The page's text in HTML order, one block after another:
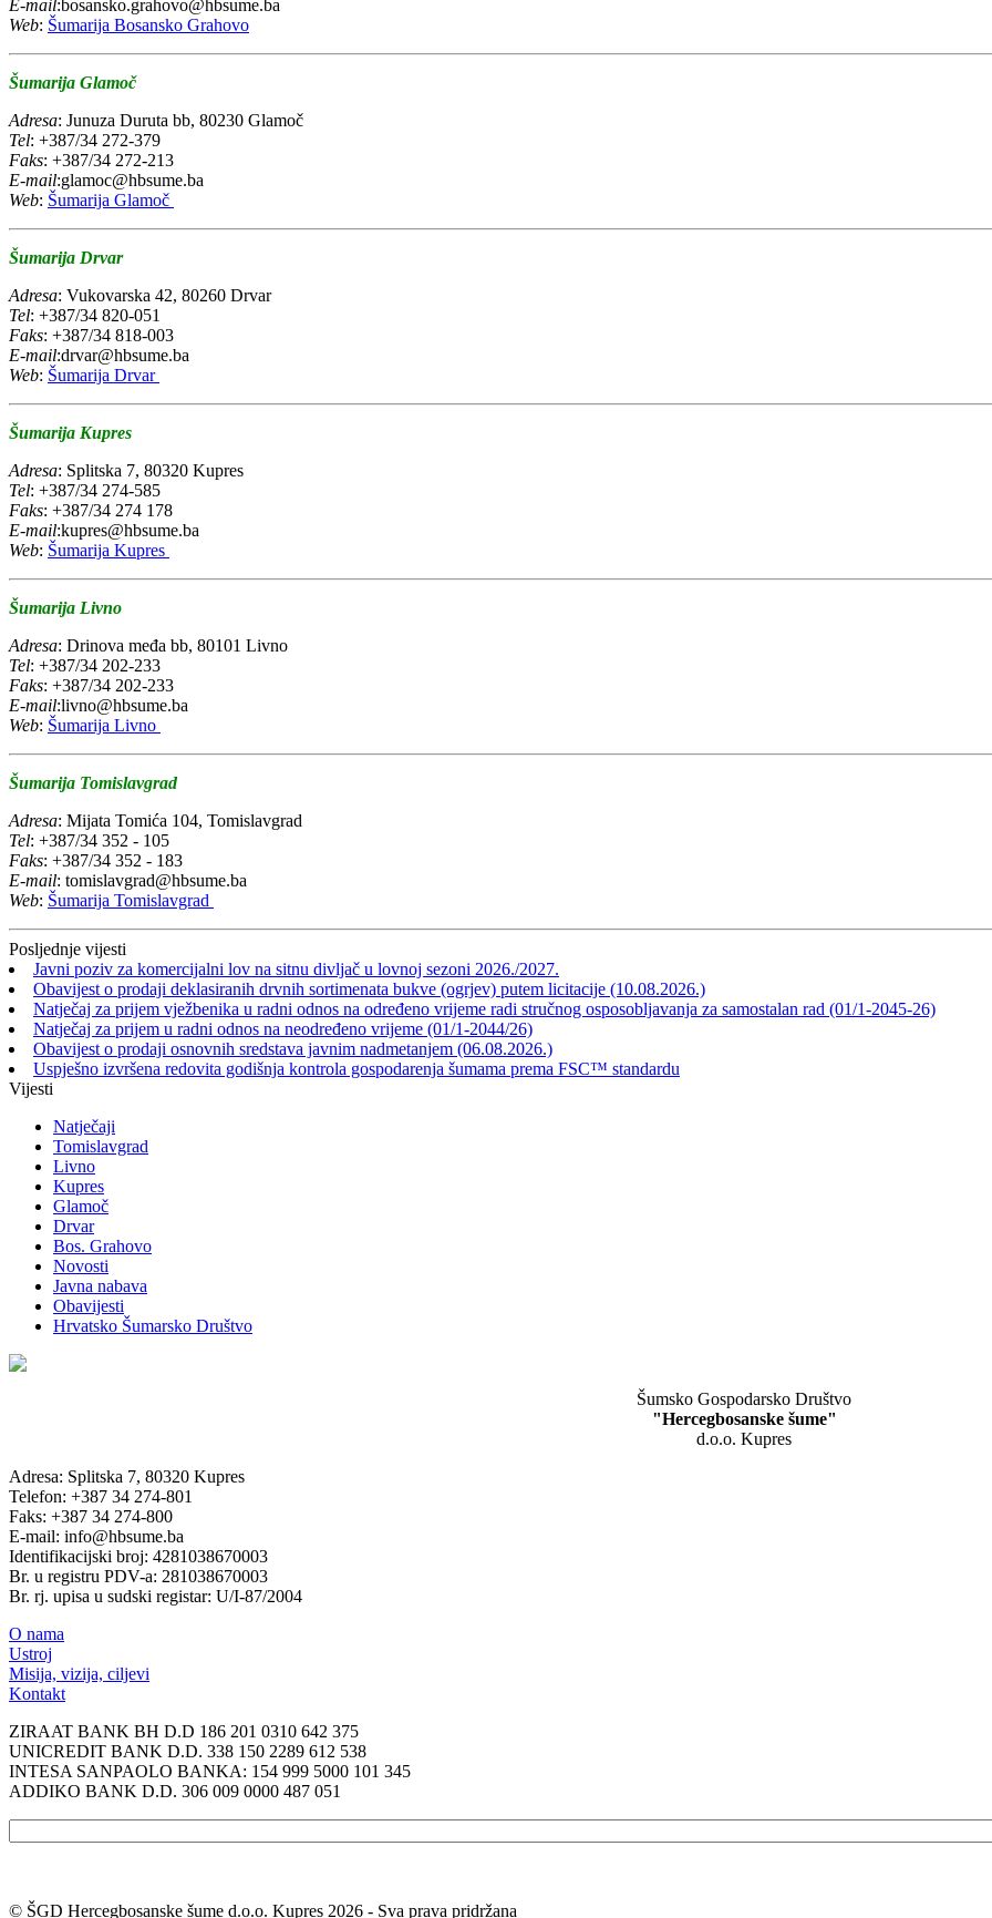
E-mail:bosansko.grahovo@hbsume.ba
Web: Šumarija Bosansko Grahovo
Šumarija Glamoč
Adresa: Junuza Duruta bb, 80230 Glamoč
Tel: +387/34 272-379
Faks: +387/34 272-213
E-mail:glamoc@hbsume.ba
Web: Šumarija Glamoč
Šumarija Drvar
Adresa: Vukovarska 42, 80260 Drvar
Tel: +387/34 820-051
Faks: +387/34 818-003
E-mail:drvar@hbsume.ba
Web: Šumarija Drvar
Šumarija Kupres
Adresa: Splitska 7, 80320 Kupres
Tel: +387/34 274-585
Faks: +387/34 274 178
E-mail:kupres@hbsume.ba
Web: Šumarija Kupres
Šumarija Livno
Adresa: Drinova međa bb, 80101 Livno
Tel: +387/34 202-233
Faks: +387/34 202-233
E-mail:livno@hbsume.ba
Web: Šumarija Livno
Šumarija Tomislavgrad
Adresa: Mijata Tomića 104, Tomislavgrad
Tel: +387/34 352 - 105
Faks: +387/34 352 - 183
E-mail: tomislavgrad@hbsume.ba
Web: Šumarija Tomislavgrad
Posljednje vijesti
Javni poziv za komercijalni lov na sitnu divljač u lovnoj sezoni 2026./2027.
Obavijest o prodaji deklasiranih drvnih sortimenata bukve (ogrjev) putem licitacije (10.08.2026.)
Natječaj za prijem vježbenika u radni odnos na određeno vrijeme radi stručnog osposobljavanja za samostalan rad (01/1-2045-26)
Natječaj za prijem u radni odnos na neodređeno vrijeme (01/1-2044/26)
Obavijest o prodaji osnovnih sredstava javnim nadmetanjem (06.08.2026.)
Uspješno izvršena redovita godišnja kontrola gospodarenja šumama prema FSC™ standardu
Vijesti
Natječaji
Tomislavgrad
Livno
Kupres
Glamoč
Drvar
Bos. Grahovo
Novosti
Javna nabava
Obavijesti
Hrvatsko Šumarsko Društvo
Šumsko Gospodarsko Društvo
"Hercegbosanske šume"
d.o.o. Kupres
Adresa: Splitska 7, 80320 Kupres
Telefon: +387 34 274-801
Faks: +387 34 274-800
E-mail: info@hbsume.ba
Identifikacijski broj: 4281038670003
Br. u registru PDV-a: 281038670003
Br. rj. upisa u sudski registar: U/I-87/2004
O nama
Ustroj
Misija, vizija, ciljevi
Kontakt
ZIRAAT BANK BH D.D 186 201 0310 642 375
UNICREDIT BANK D.D. 338 150 2289 612 538
INTESA SANPAOLO BANKA: 154 999 5000 101 345
ADDIKO BANK D.D. 306 009 0000 487 051
© ŠGD Hercegbosanske šume d.o.o. Kupres 2026 - Sva prava pridržana